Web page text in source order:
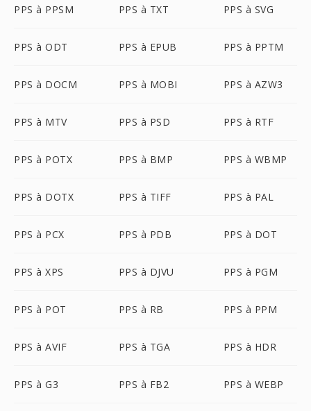
PPS à PPSM PPS à TXT PPS à SVG
PPS à ODT PPS à EPUB PPS à PPTM
PPS à DOCM PPS à MOBI PPS à AZW3
PPS à MTV PPS à PSD PPS à RTF
PPS à POTX PPS à BMP PPS à WBMP
PPS à DOTX PPS à TIFF PPS à PAL
PPS à PCX PPS à PDB PPS à DOT
PPS à XPS PPS à DJVU PPS à PGM
PPS à POT PPS à RB PPS à PPM
PPS à AVIF PPS à TGA PPS à HDR
PPS à G3 PPS à FB2 PPS à WEBP